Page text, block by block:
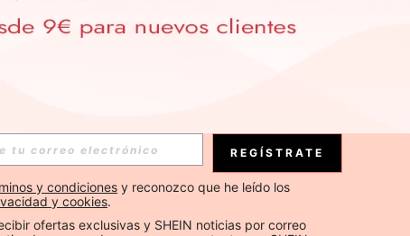
EXCLUSIVAS, PROMOCIONES Y NOTICIAS DE SHEIN
REGÍSTRATE
y condiciones y reconozco que he leído los
y cookies.
ofertas exclusivas y SHEIN noticias por correo